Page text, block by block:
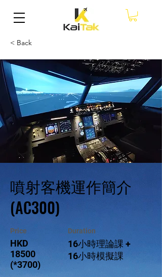
< Back
噴射客機運作簡介
(AC300)
Price
HKD
18500
(*3700)
Duration
16小時理論課 +
16小時模擬課